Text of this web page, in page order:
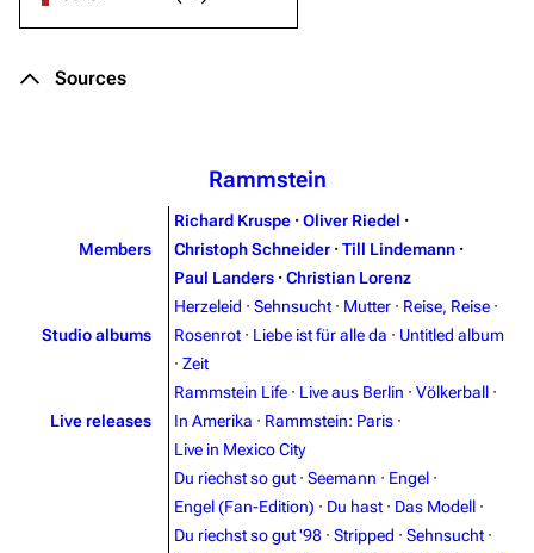
Sources
Rammstein
Members
Richard Kruspe · Oliver Riedel ·
Christoph Schneider · Till Lindemann ·
Paul Landers · Christian Lorenz
Studio albums
Herzeleid · Sehnsucht · Mutter · Reise, Reise ·
Rosenrot · Liebe ist für alle da · Untitled album
· Zeit
Live releases
Rammstein Life · Live aus Berlin · Völkerball ·
In Amerika · Rammstein: Paris ·
Live in Mexico City
Du riechst so gut · Seemann · Engel ·
Engel (Fan-Edition) · Du hast · Das Modell ·
Du riechst so gut '98 · Stripped · Sehnsucht ·